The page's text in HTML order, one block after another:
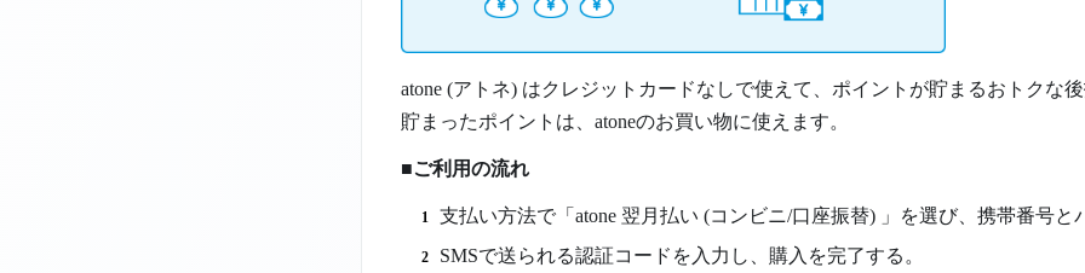
atone (アトネ) はクレジットカードなしで使えて、ポイントが貯まるおトクな後
貯まったポイントは、atoneのお買い物に使えます。
■ご利用の流れ
支払い方法で「atone 翌月払い (コンビニ/口座振替) 」を選び、携帯番号と
SMSで送られる認証コードを入力し、購入を完了する。